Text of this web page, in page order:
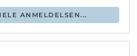
ANMELDELSEN...